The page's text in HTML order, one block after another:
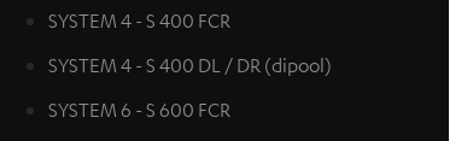
SYSTEM 4 - S 400 FCR
SYSTEM 4 - S 400 DL / DR (dipool)
SYSTEM 6 - S 600 FCR